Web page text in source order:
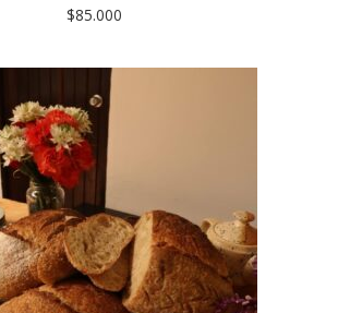
$85.000